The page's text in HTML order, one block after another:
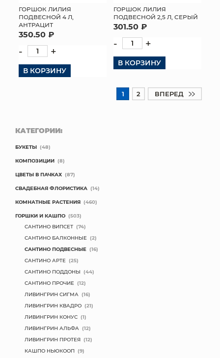
ГОРШОК ЛИЛИЯ
ПОДВЕСНОЙ 4 Л,
АНТРАЦИТ
350.50 ₽
- +
В КОРЗИНУ
ГОРШОК ЛИЛИЯ
ПОДВЕСНОЙ 2,5 Л, СЕРЫЙ
301.50 ₽
- +
В КОРЗИНУ
1 2 ВПЕРЕД
КАТЕГОРИИ:
БУКЕТЫ (48)
КОМПОЗИЦИИ (8)
ЦВЕТЫ В ПАЧКАХ (87)
СВАДЕБНАЯ ФЛОРИСТИКА (14)
КОМНАТНЫЕ РАСТЕНИЯ (460)
ГОРШКИ И КАШПО (503)
САНТИНО ВИПСЕТ (74)
САНТИНО БАЛКОННЫЕ (2)
САНТИНО ПОДВЕСНЫЕ (16)
САНТИНО АРТЕ (25)
САНТИНО ПОДДОНЫ (44)
САНТИНО ПРОЧИЕ (12)
ЛИВИНГРИН СИГМА (16)
ЛИВИНГРИН КВАДРО (21)
ЛИВИНГРИН КОНУС (1)
ЛИВИНГРИН АЛЬФА (12)
ЛИВИНГРИН ПРОТЕЯ (12)
КАШПО НЬЮКООП (9)